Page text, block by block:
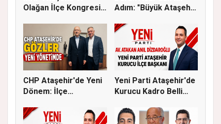
Olağan İlçe Kongresi
Adım: "Büyük Ataşehir
CHP Ataşehir'de Yeni
Dönem: İlçe
Yeni Parti Ataşehir'de
Kurucu Kadro Belli